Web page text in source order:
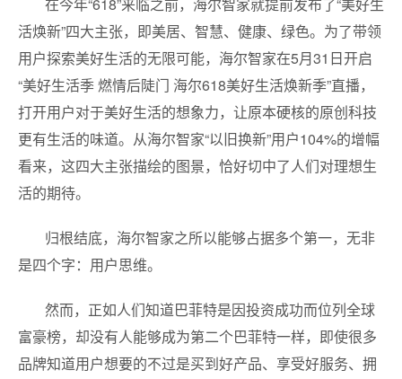
在今年“618”来临之前，海尔智家就提前发布了“美好生
活焕新”四大主张，即美居、智慧、健康、绿色。为了带领
用户探索美好生活的无限可能，海尔智家在5月31日开启
“美好生活季 燃情后陡门 海尔618美好生活焕新季”直播，
打开用户对于美好生活的想象力，让原本硬核的原创科技
更有生活的味道。从海尔智家“以旧换新”用户104%的增幅
看来，这四大主张描绘的图景，恰好切中了人们对理想生
活的期待。
归根结底，海尔智家之所以能够占据多个第一，无非
是四个字：用户思维。
然而，正如人们知道巴菲特是因投资成功而位列全球
富豪榜，却没有人能够成为第二个巴菲特一样，即使很多
品牌知道用户想要的不过是买到好产品、享受好服务、拥